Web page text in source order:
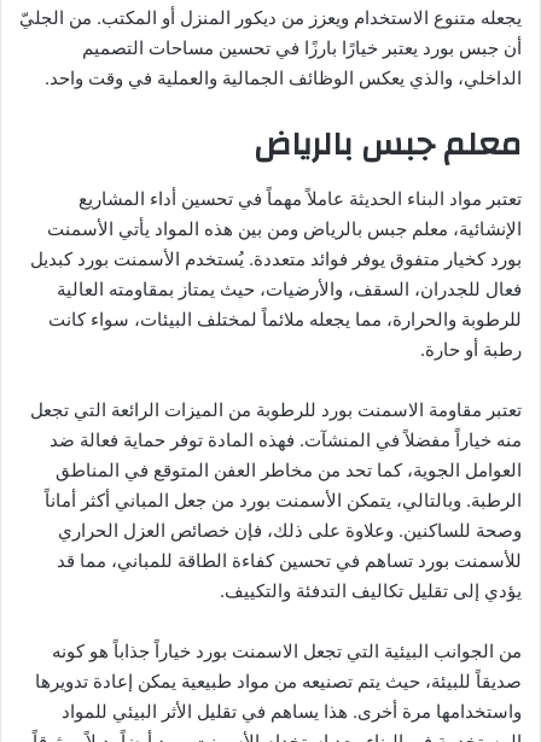
يجعله متنوع الاستخدام ويعزز من ديكور المنزل أو المكتب. من الجليّ
أن جبس بورد يعتبر خيارًا بارزًا في تحسين مساحات التصميم
الداخلي، والذي يعكس الوظائف الجمالية والعملية في وقت واحد.
معلم جبس بالرياض
تعتبر مواد البناء الحديثة عاملاً مهماً في تحسين أداء المشاريع
الإنشائية، معلم جبس بالرياض ومن بين هذه المواد يأتي الأسمنت
بورد كخيار متفوق يوفر فوائد متعددة. يُستخدم الأسمنت بورد كبديل
فعال للجدران، السقف، والأرضيات، حيث يمتاز بمقاومته العالية
للرطوبة والحرارة، مما يجعله ملائماً لمختلف البيئات، سواء كانت
رطبة أو حارة.
تعتبر مقاومة الاسمنت بورد للرطوبة من الميزات الرائعة التي تجعل
منه خياراً مفضلاً في المنشآت. فهذه المادة توفر حماية فعالة ضد
العوامل الجوية، كما تحد من مخاطر العفن المتوقع في المناطق
الرطبة. وبالتالي، يتمكن الأسمنت بورد من جعل المباني أكثر أماناً
وصحة للساكنين. وعلاوة على ذلك، فإن خصائص العزل الحراري
للأسمنت بورد تساهم في تحسين كفاءة الطاقة للمباني، مما قد
يؤدي إلى تقليل تكاليف التدفئة والتكييف.
من الجوانب البيئية التي تجعل الاسمنت بورد خياراً جذاباً هو كونه
صديقاً للبيئة، حيث يتم تصنيعه من مواد طبيعية يمكن إعادة تدويرها
واستخدامها مرة أخرى. هذا يساهم في تقليل الأثر البيئي للمواد